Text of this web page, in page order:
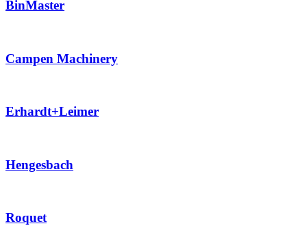
BinMaster
Campen Machinery
Erhardt+Leimer
Hengesbach
Roquet